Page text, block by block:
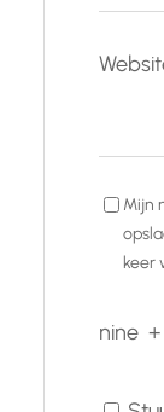
Mijn
keer
nine +